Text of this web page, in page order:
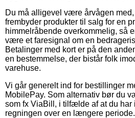
Du må alligevel være årvågen
frembyder produkter til salg for en
himmelråbende overkommelig, så
være et faresignal om en
Betalinger med kort er på den
en bestemmelse, der bistår folk
varehuse.
Vi går generelt ind for bestillinger
MobilePay. Som alternativ bør du
som fx ViaBill, i tilfælde af at du har
regningen over en længere periode.